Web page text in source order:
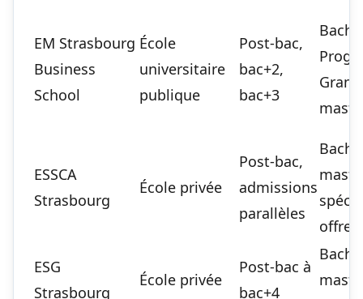
EM Strasbourg
Business
School
École
universitaire
publique
Post-bac,
bac+2,
bac+3
ESSCA
Strasbourg
École privée
Post-bac,
admissions
parallèles
offre
ESG
Strasbourg
École privée
Post-bac à
bac+4